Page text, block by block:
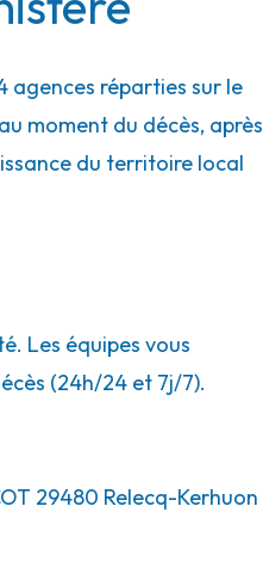
agences réparties sur le
moment du décès, après
du territoire local
Les équipes vous
(24h/24 et 7j/7).
29480 Relecq-Kerhuon